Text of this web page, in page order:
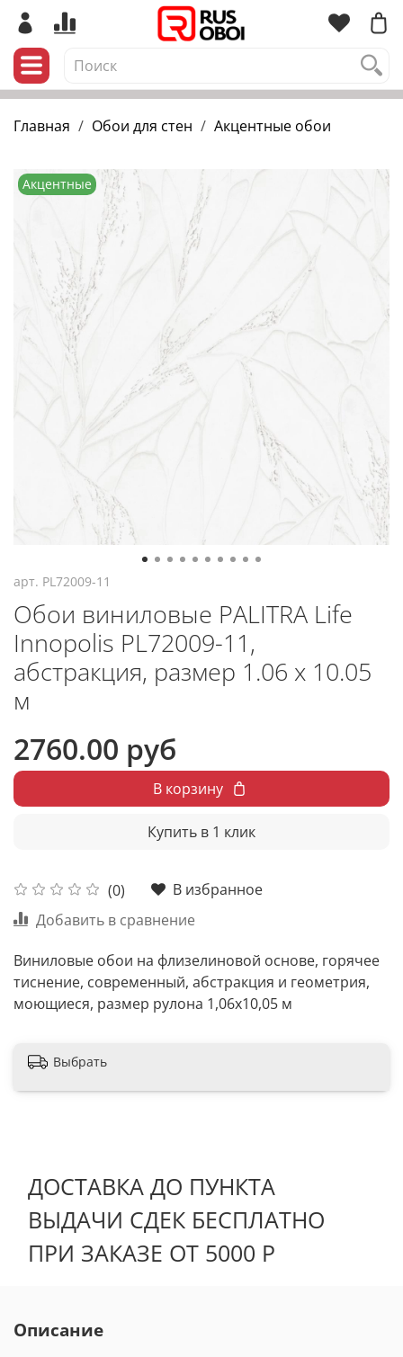
Главная Обои для стен Акцентные обои
Акцентные
арт. PL72009-11
Обои виниловые PALITRA Life
Innopolis PL72009-11,
абстракция, размер 1.06 х 10.05
м
(0)
В избранное
Добавить в сравнение
2760.00 руб
В корзину
Купить в 1 клик
Виниловые обои на флизелиновой основе, горячее
тиснение, современный, абстракция и геометрия,
моющиеся, размер рулона 1,06х10,05 м
Выбрать
ДОСТАВКА ДО ПУНКТА
ВЫДАЧИ СДЕК БЕСПЛАТНО
ПРИ ЗАКАЗЕ ОТ 5000 Р
Описание